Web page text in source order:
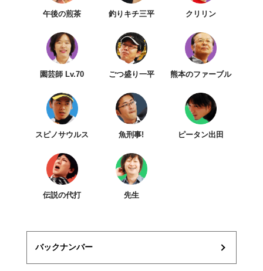
午後の煎茶 釣りキチ三平 クリリン
園芸師 Lv.70 ごつ盛り一平 熊本のファーブル
スピノサウルス 魚刑事! ピータン出田
伝説の代打 先生
バックナンバー